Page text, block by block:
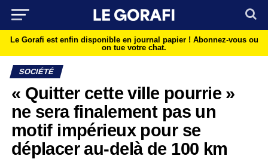
Le Gorafi est enfin disponible en journal papier ! Abonnez-vous ou
on tue votre chat.
SOCIÉTÉ
« Quitter cette ville pourrie »
ne sera finalement pas un
motif impérieux pour se
déplacer au-delà de 100 km